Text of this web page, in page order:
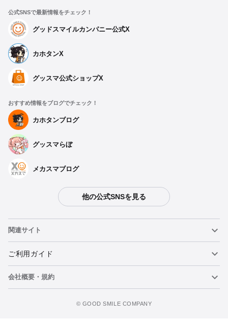
公式SNSで最新情報をチェック！
グッドスマイルカンパニー公式X
カホタンX
グッスマ公式ショップX
おすすめ情報をブログでチェック！
カホタンブログ
グッスマらぼ
メカスマブログ
他の公式SNSを見る
関連サイト
ねんどろいど
ねんどろいどフェイスメーカー
ご利用ガイド
重要なお知らせ
会社概要・規約
©️ GOOD SMILE COMPANY